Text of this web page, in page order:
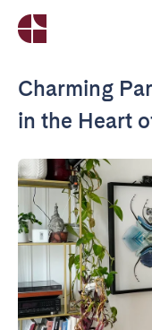
Charming
in the Heart